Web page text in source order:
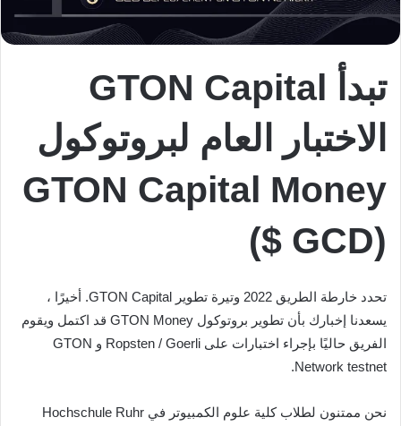
تبدأ GTON Capital
الاختبار العام لبروتوكول
GTON Capital Money
($ GCD)
تحدد خارطة الطريق 2022 وتيرة تطوير GTON Capital. أخيرًا ،
يسعدنا إخبارك بأن تطوير بروتوكول GTON Money قد اكتمل ويقوم
الفريق حاليًا بإجراء اختبارات على Ropsten / Goerli و GTON
Network testnet.
نحن ممتنون لطلاب كلية علوم الكمبيوتر في Hochschule Ruhr